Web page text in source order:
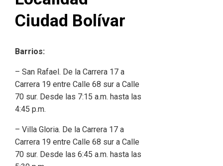
Ciudad Bolívar
Barrios:
– San Rafael. De la Carrera 17 a
Carrera 19 entre Calle 68 sur a Calle
70 sur. Desde las 7:15 a.m. hasta las
4:45 p.m.
– Villa Gloria. De la Carrera 17 a
Carrera 19 entre Calle 68 sur a Calle
70 sur. Desde las 6:45 a.m. hasta las